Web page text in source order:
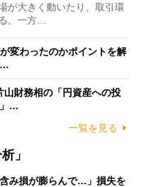
が大きく動いたり、取引環
。一方…
変わったのかポイントを解
…
山財務相の「円資産への投
」…
一覧を見る
」
含み損が膨らんで…」損失を